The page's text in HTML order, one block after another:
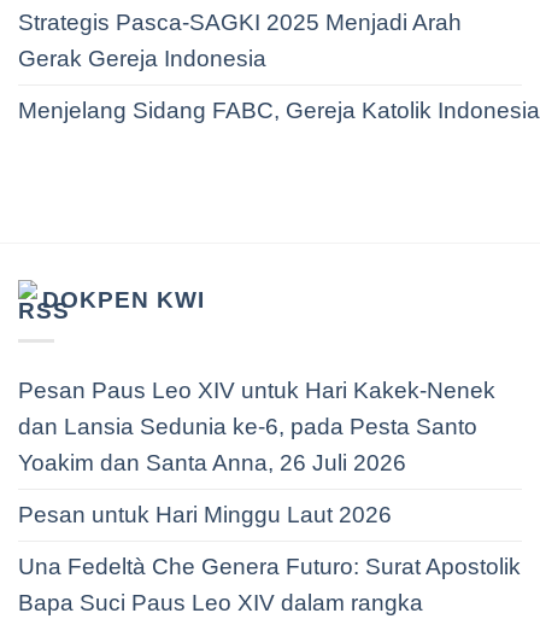
Strategis Pasca-SAGKI 2025 Menjadi Arah
Gerak Gereja Indonesia
Menjelang Sidang FABC, Gereja Katolik
DOKPEN KWI
Pesan Paus Leo XIV untuk Hari Kakek-Nenek
dan Lansia Sedunia ke-6, pada Pesta Santo
Yoakim dan Santa Anna, 26 Juli 2026
Pesan untuk Hari Minggu Laut 2026
Una Fedeltà Che Genera Futuro: Surat Apostolik
Bapa Suci Paus Leo XIV dalam rangka